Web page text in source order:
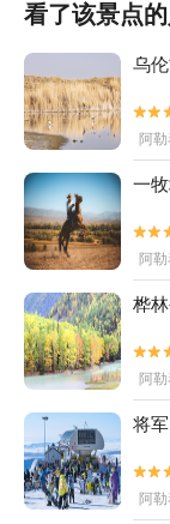
看了该景点
乌
阿
一
阿
桦
阿
将
阿